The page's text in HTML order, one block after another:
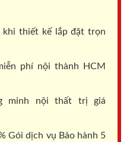
khi thiết kế lắp đặt trọn
phí nội thành HCM
minh nội thất trị giá
Gói dịch vụ Bảo hành 5